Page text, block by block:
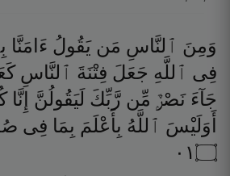
وَمِنَ ٱلنَّاسِ مَن يَقُولُ ءَامَنَّا
فِى ٱللَّهِ جَعَلَ فِتْنَةَ ٱلنَّاسِ
جَآءَ نَصْرٌۭ مِّن رَّبِّكَ لَيَقُولُنَّ إِنَّا
أَوَلَيْسَ ٱللَّهُ بِأَعْلَمَ بِمَا فِى
۝١٠